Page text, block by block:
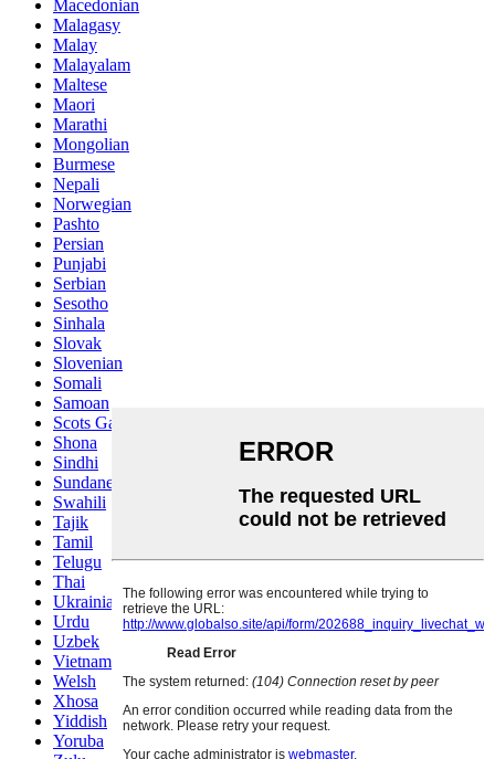
Macedonian
Malagasy
Malay
Malayalam
Maltese
Maori
Marathi
Mongolian
Burmese
Nepali
Norwegian
Pashto
Persian
Punjabi
Serbian
Sesotho
Sinhala
Slovak
Slovenian
Somali
Samoan
Scots Gaelic
Shona
Sindhi
Sundanese
Swahili
Tajik
Tamil
Telugu
Thai
Ukrainian
Urdu
Uzbek
Vietnamese
Welsh
Xhosa
Yiddish
Yoruba